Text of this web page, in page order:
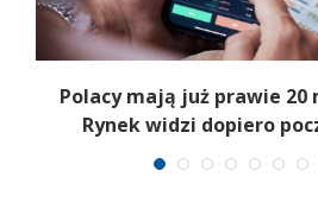
Polacy mają już prawie 20
Rynek widzi dopiero